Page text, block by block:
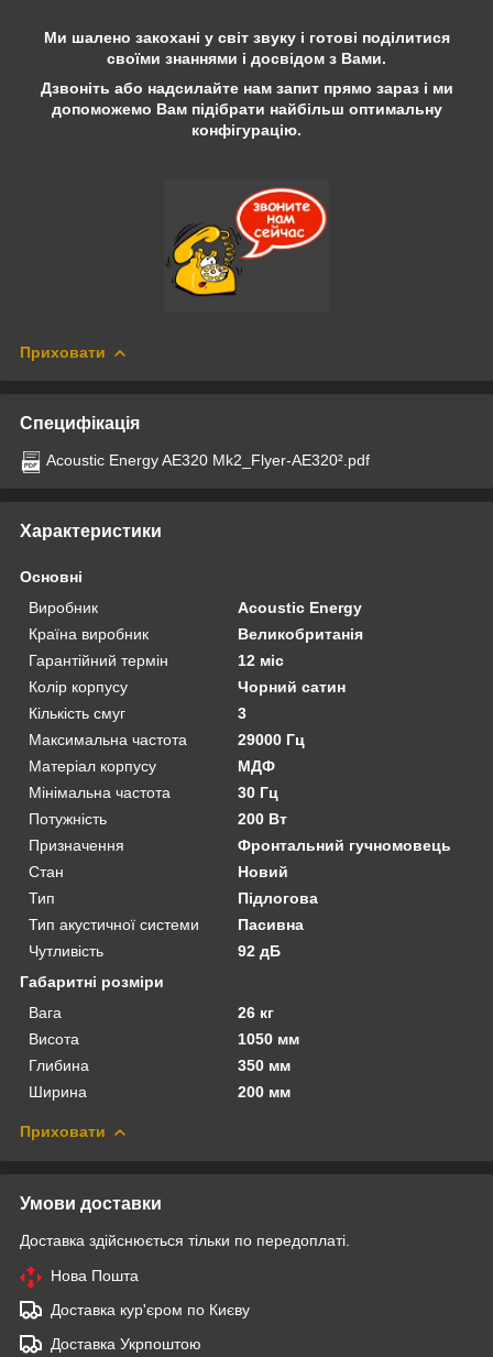
Ми шалено закохані у світ звуку і готові поділитися
своїми знаннями і досвідом з Вами.
Дзвоніть або надсилайте нам запит прямо зараз і ми
допоможемо Вам підібрати найбільш оптимальну
конфігурацію.
Приховати
Специфікація
Acoustic Energy AE320 Mk2_Flyer-AE320².pdf
Характеристики
Основні
Виробник
Acoustic Energy
Країна виробник
Великобританія
Гарантійний термін
12 міс
Колір корпусу
Чорний сатин
Кількість смуг
3
Максимальна частота
29000 Гц
Матеріал корпусу
МДФ
Мінімальна частота
30 Гц
Потужність
200 Вт
Призначення
Фронтальний гучномовець
Стан
Новий
Тип
Підлогова
Тип акустичної системи
Пасивна
Чутливість
92 дБ
Габаритні розміри
Вага
26 кг
Висота
1050 мм
Глибина
350 мм
Ширина
200 мм
Приховати
Умови доставки
Доставка здійснюється тільки по передоплаті.
Нова Пошта
Доставка кур'єром по Києву
Доставка Укрпоштою